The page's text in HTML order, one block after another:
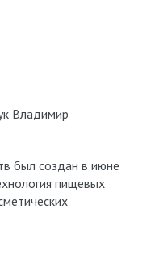
Владимир
был создан в июне
пищевых